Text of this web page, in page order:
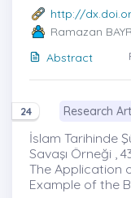
http://
Ramazan
Abstract
24 Research
İslam Tarihinde
Savaşı Örneği ,
The Application
Example of the